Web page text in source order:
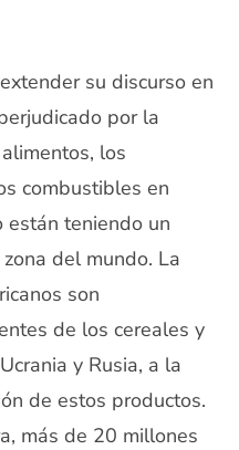
su discurso en
por la
los
combustibles en
teniendo un
del mundo. La
son
de los cereales y
y Rusia, a la
de estos productos.
más de 20 millones